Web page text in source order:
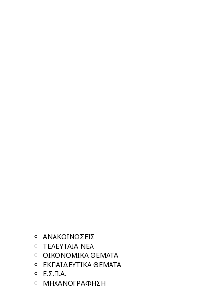
ΑΝΑΚΟΙΝΩΣΕΙΣ
ΤΕΛΕΥΤΑΙΑ ΝΕΑ
ΟΙΚΟΝΟΜΙΚΑ ΘΕΜΑΤΑ
ΕΚΠΑΙΔΕΥΤΙΚΑ ΘΕΜΑΤΑ
Ε.Σ.Π.Α.
ΜΗΧΑΝΟΓΡΑΦΗΣΗ